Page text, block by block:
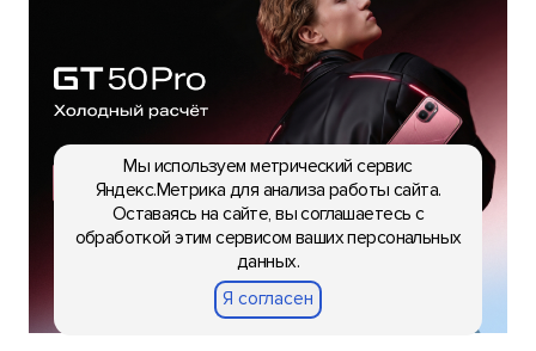
Мы используем метрический сервис
Яндекс.Метрика для анализа работы сайта.
Оставаясь на сайте, вы соглашаетесь с
обработкой этим сервисом ваших персональных
данных.
Я согласен